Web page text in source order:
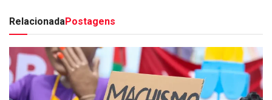
RelacionadaPostagens